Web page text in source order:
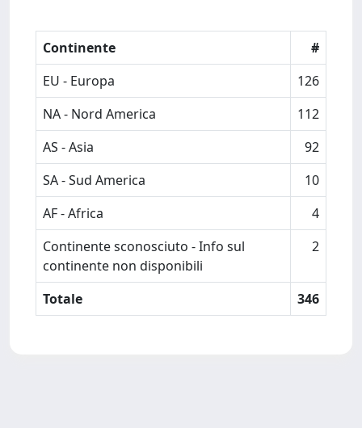
Continente
#
EU - Europa
126
NA - Nord America
112
AS - Asia
92
SA - Sud America
10
AF - Africa
4
Continente sconosciuto - Info sul
continente non disponibili
2
Totale 346